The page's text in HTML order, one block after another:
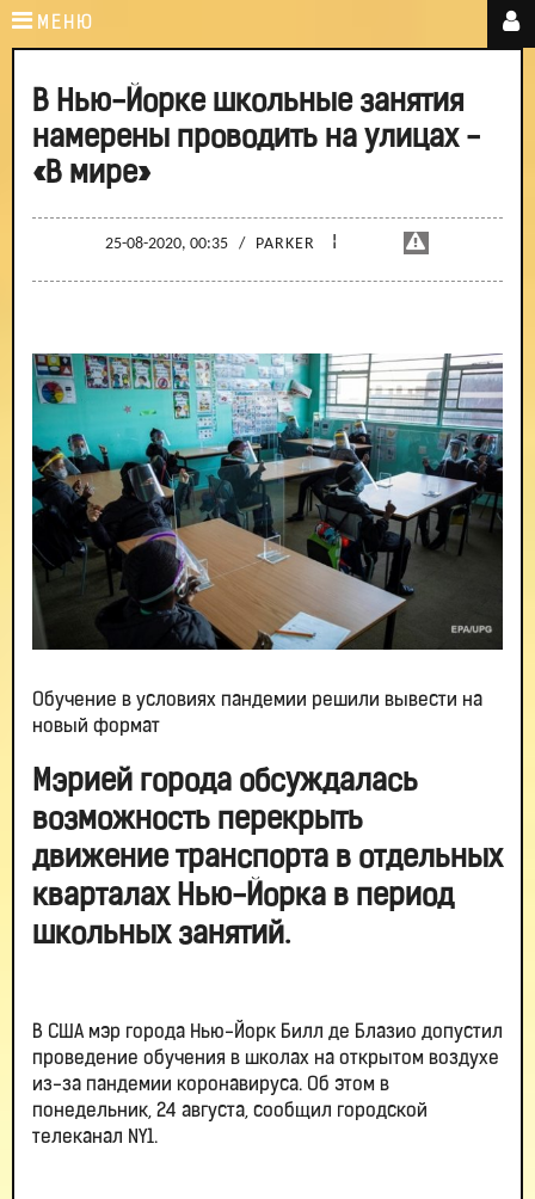
МЕНЮ
В Нью-Йорке школьные занятия
намерены проводить на улицах -
«В мире»
25-08-2020, 00:35 / PARKER ¦
Обучение в условиях пандемии решили вывести на
новый формат
Мэрией города обсуждалась
возможность перекрыть
движение транспорта в отдельных
кварталах Нью-Йорка в период
школьных занятий.
В США мэр города Нью-Йорк Билл де Блазио допустил
проведение обучения в школах на открытом воздухе
из-за пандемии коронавируса. Об этом в
понедельник, 24 августа, сообщил городской
телеканал NY1.